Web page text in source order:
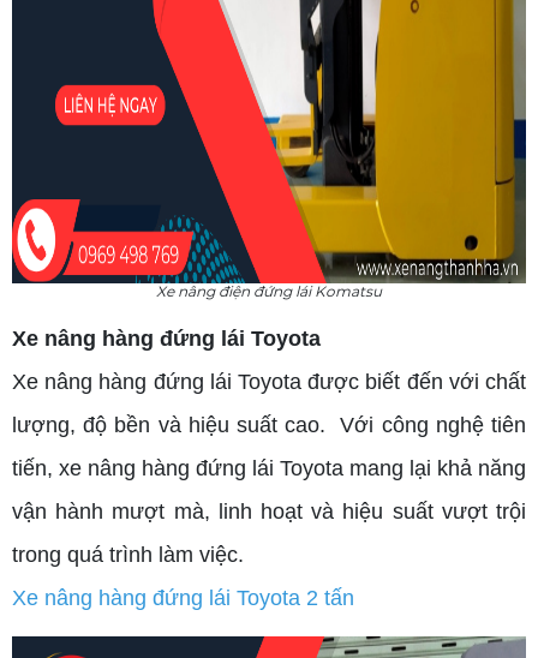
Xe nâng điện đứng lái Komatsu
Xe nâng hàng đứng lái Toyota
Xe nâng hàng đứng lái Toyota được biết đến với chất
lượng, độ bền và hiệu suất cao. Với công nghệ tiên
tiến, xe nâng hàng đứng lái Toyota mang lại khả năng
vận hành mượt mà, linh hoạt và hiệu suất vượt trội
trong quá trình làm việc.
Xe nâng hàng đứng lái Toyota 2 tấn